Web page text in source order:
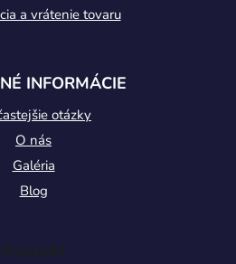
a vrátenie tovaru
INFORMÁCIE
otázky
O nás
Galéria
Blog
Kontakt